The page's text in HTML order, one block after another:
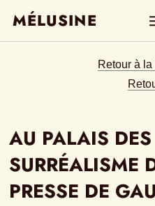
MÉLUSINE
Retour à
AU PALAIS
SURRÉALISME
PRESSE DE